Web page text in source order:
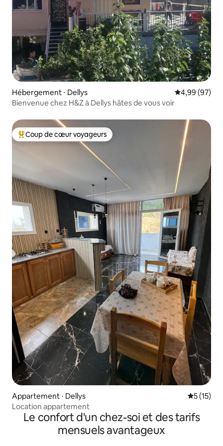
Hébergement ⋅ Dellys Évaluation
4,99 (97)
Bienvenue chez H&Z à Dellys hâtes de vous voir
Coups de cœur voyageurs les plus appréciés
Coup de cœur voyageurs
Appartement ⋅ Dellys
5 (15)
Location appartement
Le confort d'un chez-soi et des tarifs
mensuels avantageux